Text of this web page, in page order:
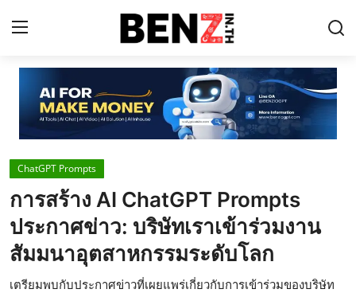
Home
Contact
AI Tools
ChatGPT Prompts
ข่าว AI รอบโลก
ThaiGPT Builder
ChatGPT Prompts
การสร้าง AI ChatGPT Prompts
ประกาศข่าว: บริษัทเราเข้าร่วมงาน
สัมมนาอุตสาหกรรมระดับโลก
เตรียมพบกับประกาศข่าวที่เผยแพร่เกี่ยวกับการเข้าร่วมของบริษัท